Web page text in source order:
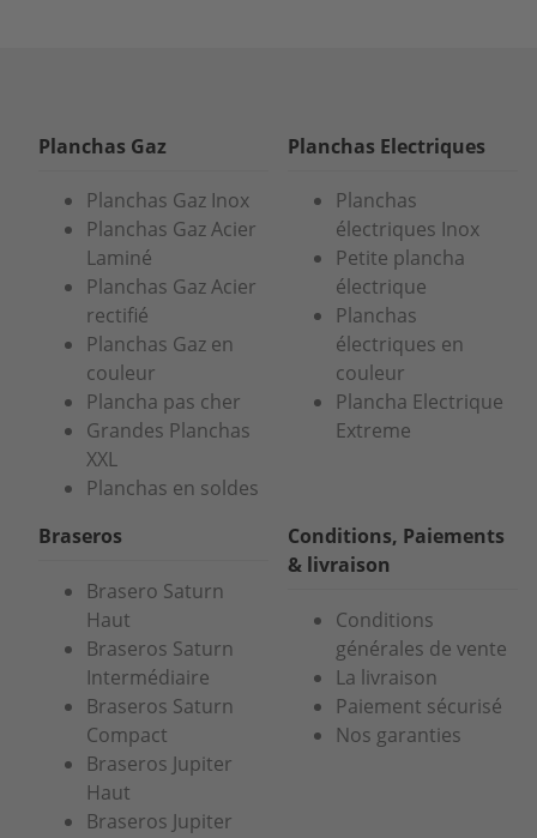
Planchas Gaz
Planchas Gaz Inox
Planchas Gaz Acier
Laminé
Planchas Gaz Acier
rectifié
Planchas Gaz en
couleur
Plancha pas cher
Grandes Planchas
XXL
Planchas en soldes
Planchas Electriques
Planchas
électriques Inox
Petite plancha
électrique
Planchas
électriques en
couleur
Plancha Electrique
Extreme
Braseros
Brasero Saturn
Haut
Braseros Saturn
Intermédiaire
Braseros Saturn
Compact
Braseros Jupiter
Haut
Braseros Jupiter
Conditions, Paiements
& livraison
Conditions
générales de vente
La livraison
Paiement sécurisé
Nos garanties